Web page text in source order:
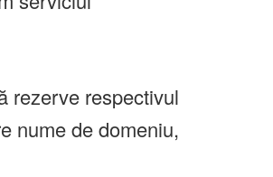
rezerve respectivul
nume de domeniu,